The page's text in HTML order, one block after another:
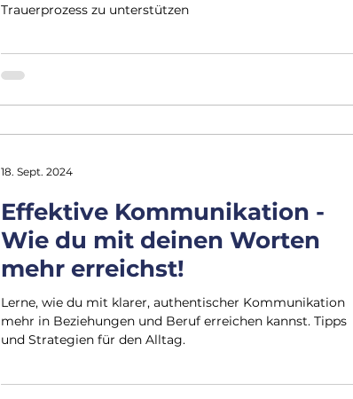
Trauerprozess zu unterstützen
Effektive Kommunikation -
Wie du mit deinen Worten
mehr erreichst!
Lerne, wie du mit klarer, authentischer Kommunikation
mehr in Beziehungen und Beruf erreichen kannst. Tipps
und Strategien für den Alltag.
18. Sept. 2024